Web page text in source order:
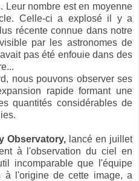
Leur nombre est en moyenne
Celle-ci a explosé il y a
récente connue dans notre
par les astronomes de
pas été enfouie dans des
nous pouvons observer ses
rapide formant une
quantités considérables de
Observatory, lancé en juillet
à l'observation du ciel en
incomparable que l'équipe
à l'origine de cette image, a